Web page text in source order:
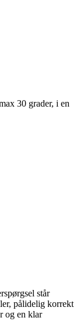
30 grader, i en
står
pålidelig korrekt
og en klar